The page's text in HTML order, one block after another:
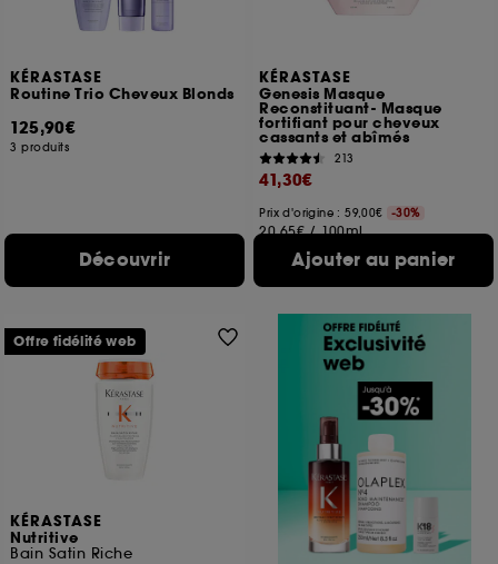
KÉRASTASE
Routine Trio Cheveux Blonds
125,90€
3 produits
Découvrir
KÉRASTASE
Genesis Masque
Reconstituant- Masque
fortifiant pour cheveux
cassants et abîmés
213
41,30€
Prix d'origine : 59,00€ -30%
20,65€ /100ml
Ajouter au panier
KÉRASTASE
Nutritive
Bain Satin Riche
Offre fidélité web